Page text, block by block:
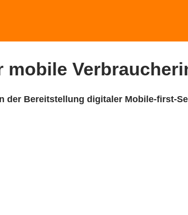
der Bereitstellung digitaler Mobile-first-